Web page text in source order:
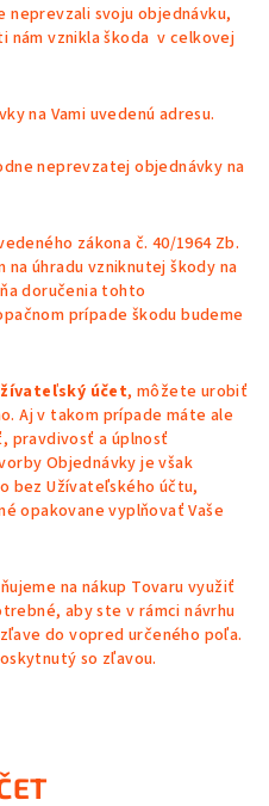
neprevzali svoju objednávku,
nám vznikla škoda v celkovej
na Vami uvedenú adresu.
neprevzatej objednávky na
zákona č. 40/1964 Zb.
úhradu vzniknutej škody na
doručenia tohto
prípade škodu budeme
účet, môžete urobiť
Aj v takom prípade máte ale
pravdivosť a úplnosť
Objednávky je však
bez Užívateľského účtu,
opakovane vyplňovať Vaše
na nákup Tovaru využiť
aby ste v rámci návrhu
do vopred určeného poľa.
so zľavou.